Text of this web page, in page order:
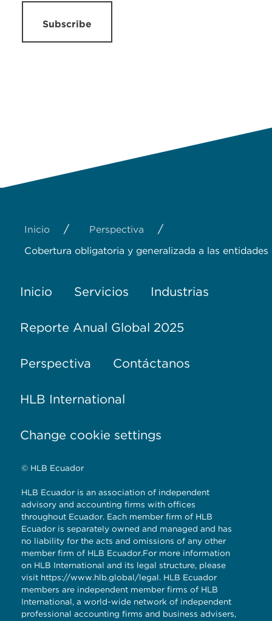
Subscribe
Inicio / Perspectiva /
Cobertura obligatoria y generalizada a las
Inicio Servicios Industrias
Reporte Anual Global 2025
Perspectiva Contáctanos
HLB International
Change cookie settings
© HLB Ecuador
HLB Ecuador is an association of independent
advisory and accounting firms with offices
throughout Ecuador. Each member firm of HLB
Ecuador is separately owned and managed and has
no liability for the acts and omissions of any other
member firm of HLB Ecuador.For more information
on HLB International and its legal structure, please
visit https://www.hlb.global/legal. HLB Ecuador
members are independent member firms of HLB
International, a world-wide network of independent
professional accounting firms and business advisers,